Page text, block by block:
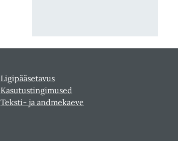
Ligipääsetavus
Kasutustingimused
Teksti- ja andmekaeve